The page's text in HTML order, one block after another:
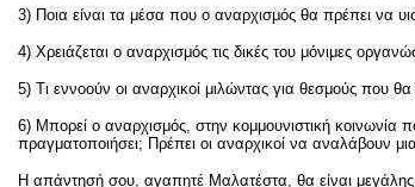
3) Ποια είναι τα μέσα που ο αναρχισμός θα πρέπει να
4) Χρειάζεται ο αναρχισμός τις δικές του μόνιμες
5) Τι εννοούν οι αναρχικοί μιλώντας για θεσμούς που
6) Μπορεί ο αναρχισμός, στην κομμουνιστική κοινωνία
πραγματοποιήσει; Πρέπει οι αναρχικοί να αναλάβουν
Η απάντησή σου, αγαπητέ Μαλατέστα, θα είναι